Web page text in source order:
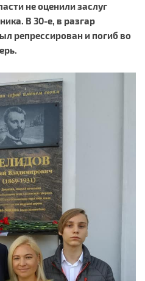
не оценили заслуг
В 30-е, в разгар
репрессирован и погиб во